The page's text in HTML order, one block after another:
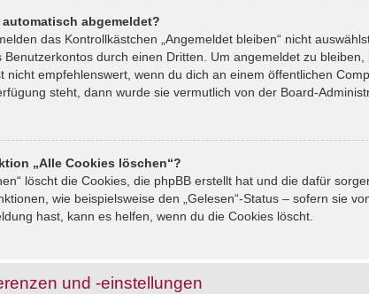
automatisch abgemeldet?
das Kontrollkästchen „Angemeldet bleiben“ nicht
Benutzerkontos durch einen Dritten. Um angemeldet zu
nicht empfehlenswert, wenn du dich an einem öffentlichen
steht, dann wurde sie vermutlich von der Board-
„Alle Cookies löschen“?
löscht die Cookies, die phpBB erstellt hat und die dafür
wie beispielsweise den „Gelesen“-Status – sofern sie
hast, kann es helfen, wenn du die Cookies löscht.
und -einstellungen